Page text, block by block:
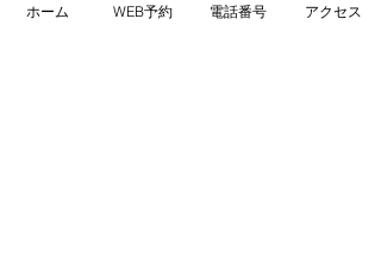
ホーム WEB予約 電話番号 アクセス